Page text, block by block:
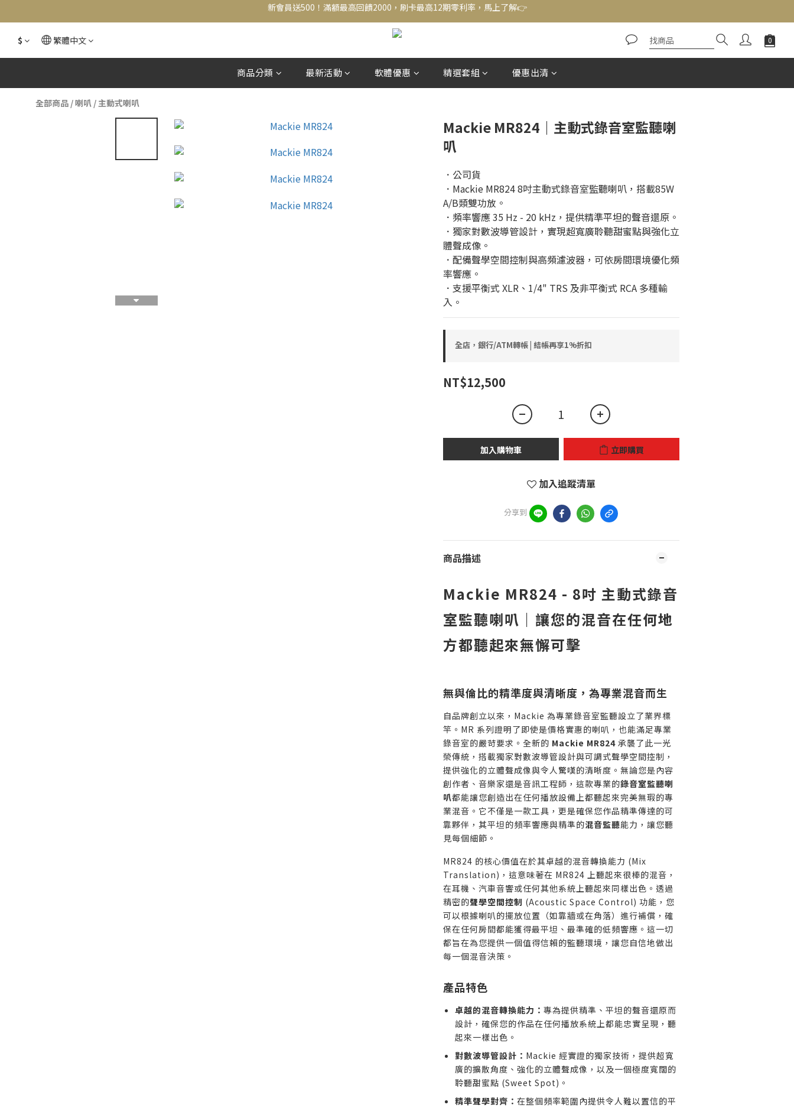
新會員送500！滿額最高回饋2000，刷卡最高12期零利率，馬上了解👉
結帳頁選zingala銀角零卡分期，輕鬆打包
新會員送500！滿額最高回饋2000，刷卡最高12期零利率，馬上了解👉
$ 繁體中文
商品分類 最新活動 軟體優惠 精選套組 優惠出清
全部商品 /喇叭 /主動式喇叭
Mackie MR824｜主動式錄音室監聽喇
叭
．公司貨
．Mackie MR824 8吋主動式錄音室監聽喇叭，搭載85W
A/B類雙功放。
．頻率響應 35 Hz - 20 kHz，提供精準平坦的聲音還原。
．獨家對數波導管設計，實現超寬廣聆聽甜蜜點與強化立
體聲成像。
．配備聲學空間控制與高頻濾波器，可依房間環境優化頻
率響應。
．支援平衡式 XLR、1/4" TRS 及非平衡式 RCA 多種輸
入。
全店，銀行/ATM轉帳 | 結帳再享1%折扣
NT$12,500
加入購物車 立即購買
加入追蹤清單
分享到
商品描述
Mackie MR824 - 8吋 主動式錄音
室監聽喇叭｜讓您的混音在任何地
方都聽起來無懈可擊
無與倫比的精準度與清晰度，為專業混音而生
自品牌創立以來，Mackie 為專業錄音室監聽設立了業界標
竿。MR 系列證明了即使是價格實惠的喇叭，也能滿足專業
錄音室的嚴苛要求。全新的 Mackie MR824承襲了此一光
榮傳統，搭載獨家對數波導管設計與可調式聲學空間控制，
提供強化的立體聲成像與令人驚嘆的清晰度。無論您是內容
創作者、音樂家還是音訊工程師，這款專業的錄音室監聽喇
叭都能讓您創造出在任何播放設備上都聽起來完美無瑕的專
業混音。它不僅是一款工具，更是確保您作品精準傳達的可
靠夥伴，其平坦的頻率響應與精準的混音監聽能力，讓您聽
見每個細節。
MR824 的核心價值在於其卓越的混音轉換能力 (Mix
Translation)，這意味著在 MR824 上聽起來很棒的混音，
在耳機、汽車音響或任何其他系統上聽起來同樣出色。透過
精密的聲學空間控制 (Acoustic Space Control) 功能，您
可以根據喇叭的擺放位置（如靠牆或在角落）進行補償，確
保在任何房間都能獲得最平坦、最準確的低頻響應。這一切
都旨在為您提供一個值得信賴的監聽環境，讓您自信地做出
每一個混音決策。
產品特色
卓越的混音轉換能力： 專為提供精準、平坦的聲音還原而
設計，確保您的作品在任何播放系統上都能忠實呈現，聽
起來一樣出色。
對數波導管設計： Mackie 經實證的獨家技術，提供超寬
廣的擴散角度、強化的立體聲成像，以及一個極度寬闊的
聆聽甜蜜點 (Sweet Spot)。
精準聲學對齊： 在整個頻率範圍內提供令人難以置信的平
立即購買